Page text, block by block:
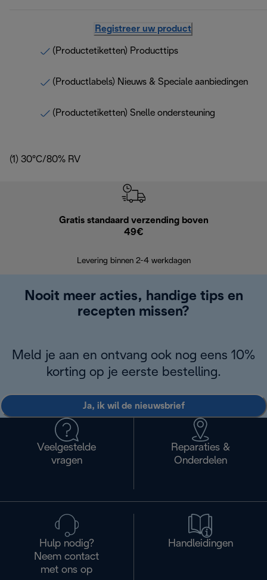
Registreer uw product
(Productetiketten) Producttips
(Productlabels) Nieuws & Speciale aanbiedingen
(Productetiketten) Snelle ondersteuning
(1) 30°C/80% RV
Gratis standaard verzending boven
49€
Levering binnen 2-4 werkdagen
Nooit meer acties, handige tips en
recepten missen?
Meld je aan en ontvang ook nog eens 10%
korting op je eerste bestelling.
Ja, ik wil de nieuwsbrief
Veelgestelde
vragen
Reparaties &
Onderdelen
Hulp nodig?
Neem contact
met ons op
Handleidingen